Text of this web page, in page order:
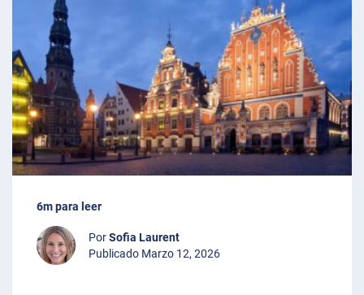
6m para leer
PorSofia Laurent
Publicado Marzo 12, 2026